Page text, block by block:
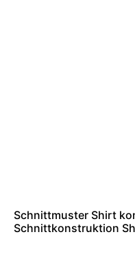
Schnittmuster Shirt
Schnittkonstruktion